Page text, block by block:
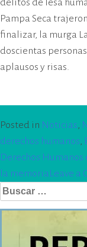
Pampa Seca
finalizar, la murga
doscientas
aplausos y risas.
Posted in Noticias
derechos humanos
Derechos Humanos
la memoria Leave a
Buscar: